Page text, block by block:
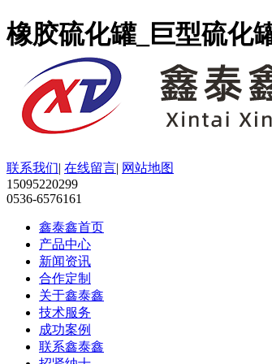
橡胶硫化罐_巨型硫化
联系我们| 在线留言| 网站地图
15095220299
0536-6576161
鑫泰鑫首页
产品中心
新闻资讯
合作定制
关于鑫泰鑫
技术服务
成功案例
联系鑫泰鑫